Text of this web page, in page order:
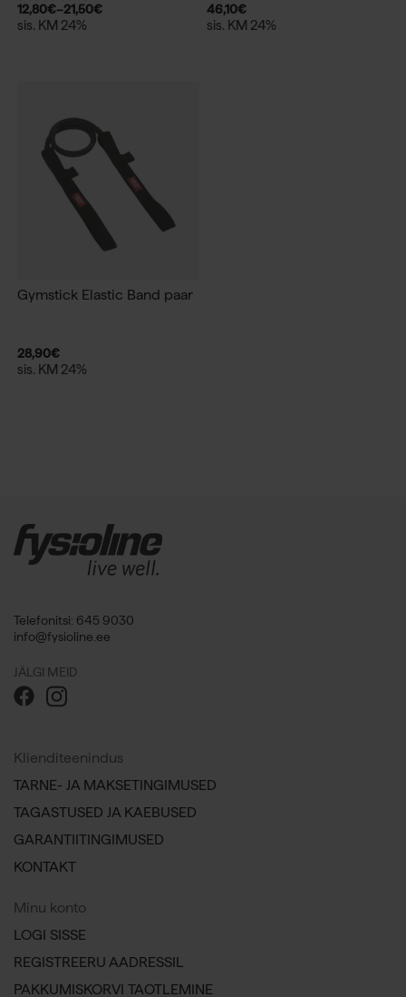
12,80€–21,50€
sis. KM 24%
46,10€
sis. KM 24%
Gymstick Elastic Band paar
28,90€
sis. KM 24%
Telefonitsi: 645 9030
info@fysioline.ee
JÄLGI MEID
Klienditeenindus
TARNE- JA MAKSETINGIMUSED
TAGASTUSED JA KAEBUSED
GARANTIITINGIMUSED
KONTAKT
Minu konto
LOGI SISSE
REGISTREERU AADRESSIL
PAKKUMISKORVI TAOTLEMINE